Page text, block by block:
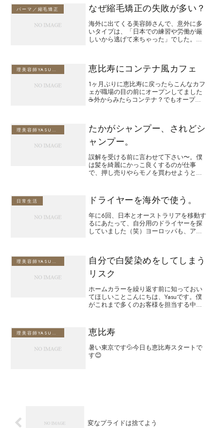
パーマ／縮毛矯正 なぜ縮毛矯正の失敗が多い？
海外に出てくる美容師さんで、意外に多
いタイプは、「日本での練習や労働が厳
しいから逃げて来ちゃった」でした。そ
使い方の知らいない美容師のケース。 前
髪だけ縮毛矯正をかけた...
理美容師YASUのブログ 恵比寿にコンテナ風カフェ
1ヶ月ぶりに恵比寿に戻ったらこんなカフ
ェが職場の目の前にオープンしてました
☕️外からみたらコンテナ？でもオープン
さすがは恵比寿です❣️コーヒーの味も美味
しく☕️食事はカ...
たかがシャンプー、されどシ
ャンプー。
誤解を受ける前に言わせて下さい〜。僕
は髪を綺麗にかっこ良くするのが仕事
で、押し売りやらモノを買わせようとす
いませんので、ご安心を。札幌に帰って
来て一ヶ月が経過しました。...
日常生活 ドライヤーを海外で使う。
年に6回、日本とオーストラリアを移動す
るにあたって、自分用のドライヤーを探
していました（笑）ヨーロッパも、アジ
０ボルト、アメリカは１１０ボルト）。
歴史的にヨーロッパの...
理美容師YASUのブログ
自分で白髪染めをしてしまう
リスク
ホームカラーを繰り返す前に知っておい
てほしいことこんにちは、Yasuです。僕
がこれまで多くのお客様を担当する中
か？」というものです。結論から言う
と、ホームカラー自体を全面的に...
理美容師YASUのブログ 恵比寿
暑い東京です💦今日も恵比寿スタートで
す😊
変なプライドは捨てよう